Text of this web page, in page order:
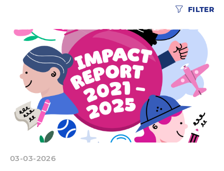
FILTER
03-03-2026